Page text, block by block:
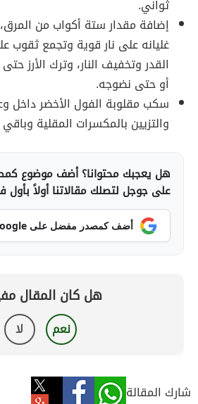
ثواني.
إضافة مقدار ستة أكواب من
غليانه على نار قوية وتجمع ثقوب
القدر وتخفيف النار، وترك الأرز
أو حتى نضوجه.
سكب مقلوبة الفول الأخضر داخل
والتزيين بالمكسرات المقلية وباقي
هل يعجبك محتوانا؟ أضف موضوع
على جوجل لتصلك مقالاتنا أولاً بأول
أضف كمصدر مفضل على Google
هل كان المقال
نعم لا
شارك المقالة